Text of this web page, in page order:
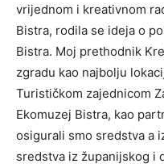
vrijednom i kreativnom
Bistra, rodila se ideja o
Bistra. Moj prethodnik
zgradu kao najbolju
Turističkom zajednicom
Ekomuzej Bistra, kao
osigurali smo sredstva a
sredstva iz županijskog i